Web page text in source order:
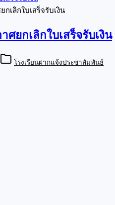
กเลิกใบเสร็จรับเงิน
ศยกเลิกใบเสร็จรับเงิน
โรงเรียนฝากแจ้งประชาสัมพันธ์